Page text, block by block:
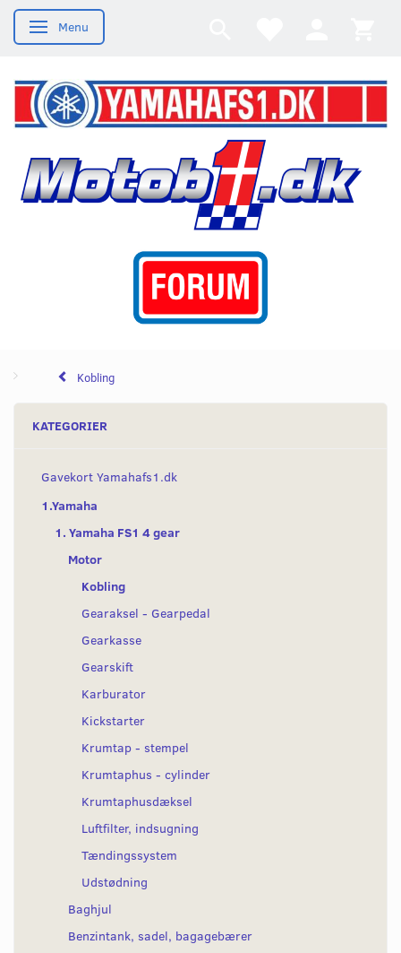
Skifte navigation
Menu
Kobling
KATEGORIER
Gavekort Yamahafs1.dk
1.Yamaha
1. Yamaha FS1 4 gear
Motor
Kobling
Gearaksel - Gearpedal
Gearkasse
Gearskift
Karburator
Kickstarter
Krumtap - stempel
Krumtaphus - cylinder
Krumtaphusdæksel
Luftfilter, indsugning
Tændingssystem
Udstødning
Baghjul
Benzintank, sadel, bagagebærer